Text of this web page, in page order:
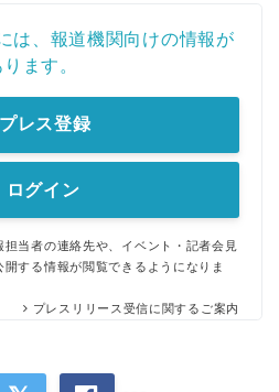
は、報道機関向けの情報が
ります。
プレス登録
ログイン
当者の連絡先や、イベント・記者会見
する情報が閲覧できるようになりま
プレスリリース受信に関するご案内